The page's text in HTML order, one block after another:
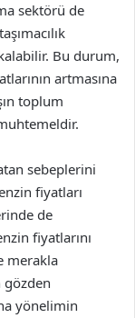
sektörü de
Bu durum,
artmasına
toplum
sebeplerini
fiyatları
de
fiyatlarını
merakla
gözden
yönelimin